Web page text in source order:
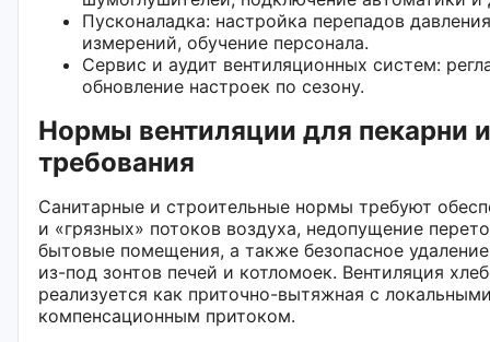
Пусконаладка: настройка перепадов
измерений, обучение персонала.
Сервис и аудит вентиляционных систем:
обновление настроек по сезону.
Нормы вентиляции для пекарни
требования
Санитарные и строительные нормы требуют
и «грязных» потоков воздуха, недопущение
бытовые помещения, а также безопасное
из-под зонтов печей и котломоек. Вентиляция
реализуется как приточно-вытяжная с
компенсационным притоком.